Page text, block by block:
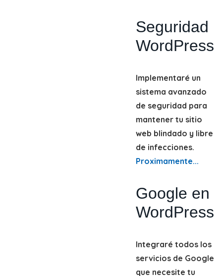
Seguridad
WordPress
Implementaré un
sistema avanzado
de seguridad para
mantener tu sitio
web blindado y libre
de infecciones.
Proximamente...
Google en
WordPress
Integraré todos los
servicios de Google
que necesite tu